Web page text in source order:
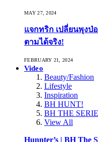
MAY 27, 2024
แจกทริก เปลี่ยนพุงป่
ตามได้จริง!
FEBRUARY 21, 2024
Video
Beauty/Fashion
Lifestyle
Inspiration
BH HUNT!
BH THE
View All
Hunnter’s | BH